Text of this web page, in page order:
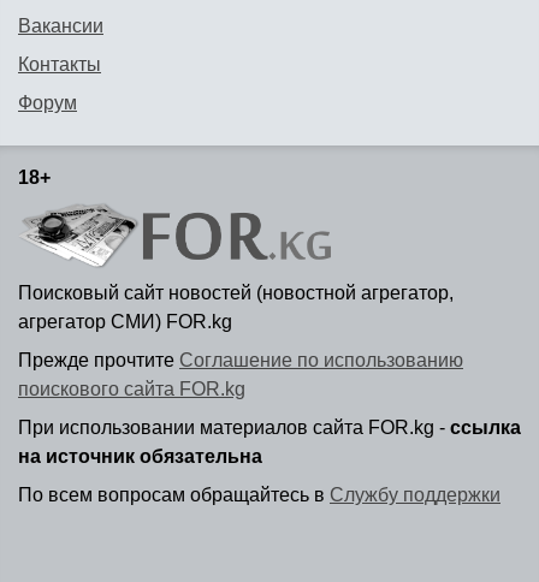
Вакансии
Контакты
Форум
18+
Поисковый сайт новостей (новостной агрегатор,
агрегатор СМИ) FOR.kg
Прежде прочтите Соглашение по использованию
поискового сайта FOR.kg
При использовании материалов сайта FOR.kg - ссылка
на источник обязательна
По всем вопросам обращайтесь в Службу поддержки